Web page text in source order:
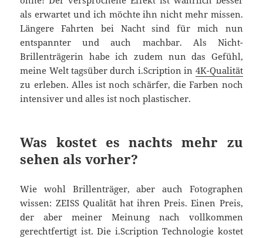
als erwartet und ich möchte ihn nicht mehr missen.
Längere Fahrten bei Nacht sind für mich nun
entspannter und auch machbar. Als Nicht-
Brillenträgerin habe ich zudem nun das Gefühl,
meine Welt tagsüber durch i.Scription in 4K-Qualität
zu erleben. Alles ist noch schärfer, die Farben noch
intensiver und alles ist noch plastischer.
Was kostet es nachts mehr zu
sehen als vorher?
Wie wohl Brillenträger, aber auch Fotographen
wissen: ZEISS Qualität hat ihren Preis. Einen Preis,
der aber meiner Meinung nach vollkommen
gerechtfertigt ist. Die i.Scription Technologie kostet